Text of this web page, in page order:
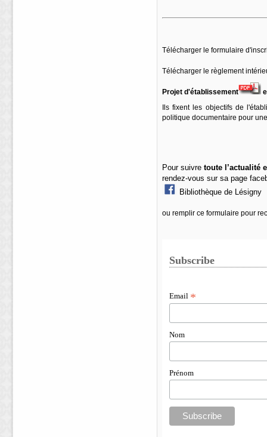
Télécharger le formulaire
Télécharger le règlement
Projet d'établissement
Ils fixent les objectifs de
politique documentaire pour
Pour suivre toute l’actualité
rendez-vous sur sa page
Bibliothèque de Lésigny
ou remplir ce formulaire pour
Subscribe
Email *
Nom
Prénom